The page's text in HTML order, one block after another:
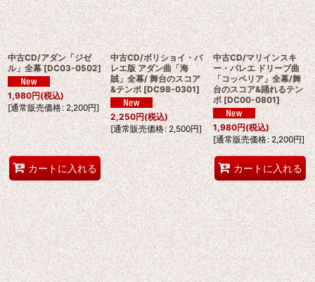
中古CD/アダン「ジゼ
ル」全幕 [DC03-0502]
1,980円(税込)
[通常販売価格: 2,200円]
カートに入れる
中古CD/ボリショイ・バ
レエ版 アダン曲「海
賊」全幕/ 舞台のスコア
&テンポ [DC98-0301]
2,250円(税込)
[通常販売価格: 2,500円]
中古CD/マリインスキ
ー・バレエ ドリーブ曲
「コッペリア」全幕/舞
台のスコア&踊れるテン
ポ [DC00-0801]
1,980円(税込)
[通常販売価格: 2,200円]
カートに入れる